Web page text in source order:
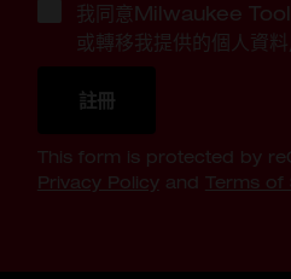
我同意Milwaukee
或轉移我提供的個人資
註冊
This form is protected by
Privacy Policyand Terms of